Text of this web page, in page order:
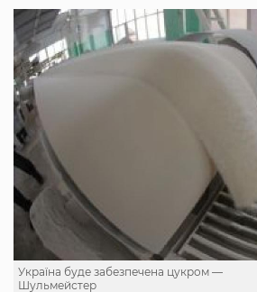
Україна буде забезпечена цукром —
Шульмейстер